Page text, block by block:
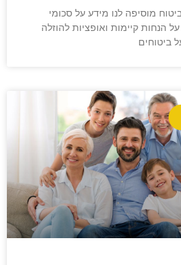
מוסיפה לנו מידע על סכומי
הנחות קיימות ואופציות להוזלה